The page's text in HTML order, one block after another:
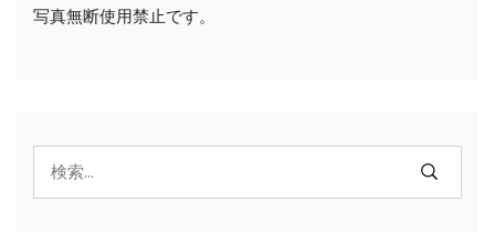
写真無断使用禁止です。